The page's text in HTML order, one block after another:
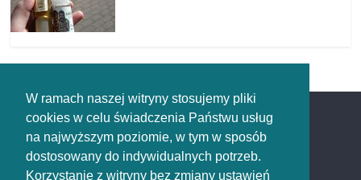
W ramach naszej witryny stosujemy pliki
cookies w celu świadczenia Państwu usług
na najwyższym poziomie, w tym w sposób
dostosowany do indywidualnych potrzeb.
Korzystanie z witryny bez zmiany ustawień
Redakcja
Redakcja